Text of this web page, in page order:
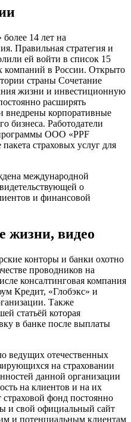
14 лет на
Правильная стратегия и
ей войти в список 15
компаний в России. Открыто
страны Сочетание
жизни и инвестиционную
расширять
внедрены корпоративные
бизнеса. Работодатели
программы ООО «PPF
страховых услуг для
международной
о
и финансовой
видео
конторы и банки охотно
проводников на
консалтинговая компания
Кредит, «Глобэкс» и
Также
статьёй которая
в банке после выплаты
ведущих отечественных
на страховании
данной организации
на клиентов и на их
фонд постоянно
и свой официальный сайт
и потенциальным клиентам